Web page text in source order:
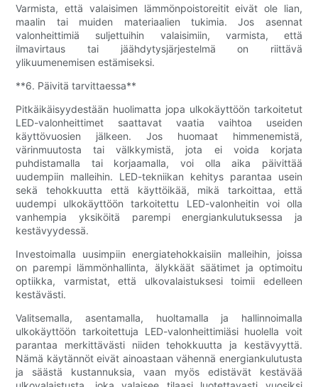
Varmista, että valaisimen lämmönpoistoreitit eivät ole lian,
maalin tai muiden materiaalien tukimia. Jos asennat
valonheittimiä suljettuihin valaisimiin, varmista, että
ilmavirtaus tai jäähdytysjärjestelmä on riittävä
ylikuumenemisen estämiseksi.
**6. Päivitä tarvittaessa**
Pitkäikäisyydestään huolimatta jopa ulkokäyttöön tarkoitetut
LED-valonheittimet saattavat vaatia vaihtoa useiden
käyttövuosien jälkeen. Jos huomaat himmenemistä,
värinmuutosta tai välkkymistä, jota ei voida korjata
puhdistamalla tai korjaamalla, voi olla aika päivittää
uudempiin malleihin. LED-tekniikan kehitys parantaa usein
sekä tehokkuutta että käyttöikää, mikä tarkoittaa, että
uudempi ulkokäyttöön tarkoitettu LED-valonheitin voi olla
vanhempia yksiköitä parempi energiankulutuksessa ja
kestävyydessä.
Investoimalla uusimpiin energiatehokkaisiin malleihin, joissa
on parempi lämmönhallinta, älykkäät säätimet ja optimoitu
optiikka, varmistat, että ulkovalaistuksesi toimii edelleen
kestävästi.
Valitsemalla, asentamalla, huoltamalla ja hallinnoimalla
ulkokäyttöön tarkoitettuja LED-valonheittimiäsi huolella voit
parantaa merkittävästi niiden tehokkuutta ja kestävyyttä.
Nämä käytännöt eivät ainoastaan ​​vähennä energiankulutusta
ja säästä kustannuksia, vaan myös edistävät kestävää